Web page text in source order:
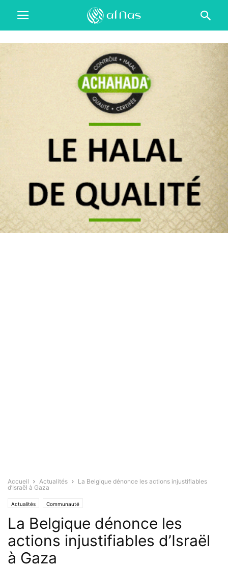
Accueil Actualités
La Belgique dénonce les actions injustifiables
d’Israël à Gaza
Actualités Communauté
La Belgique dénonce les
actions injustifiables d’Israël
à Gaza